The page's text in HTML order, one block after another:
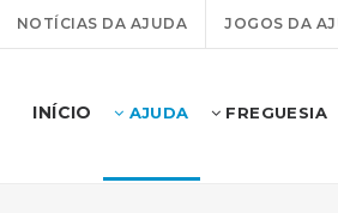
NOTÍCIAS DA AJUDA JOGOS DA
INÍCIO AJUDA FREGUESIA